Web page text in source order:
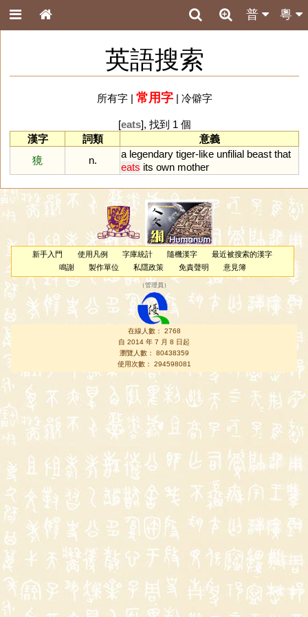
粵
普
英語搜索
所有字| 常用字| 冷僻字
[eats], 找到 1 個
漢字
詞類
意義
獍
n.
a legendary tiger-like unfilial beast that
eats its own mother
新手入門 使用凡例 字庫統計 隨機漢字
最近被搜索的漢字
鳴謝
製作單位 私隱政策 免責聲明 意見簿
（管理員 ）
在線人數： 2768
自 2014 年 7 月 8 日起
瀏覽人數： 80438359
使用次數： 294598081